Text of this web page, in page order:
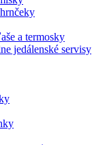
a termosky
jedálenské servisy